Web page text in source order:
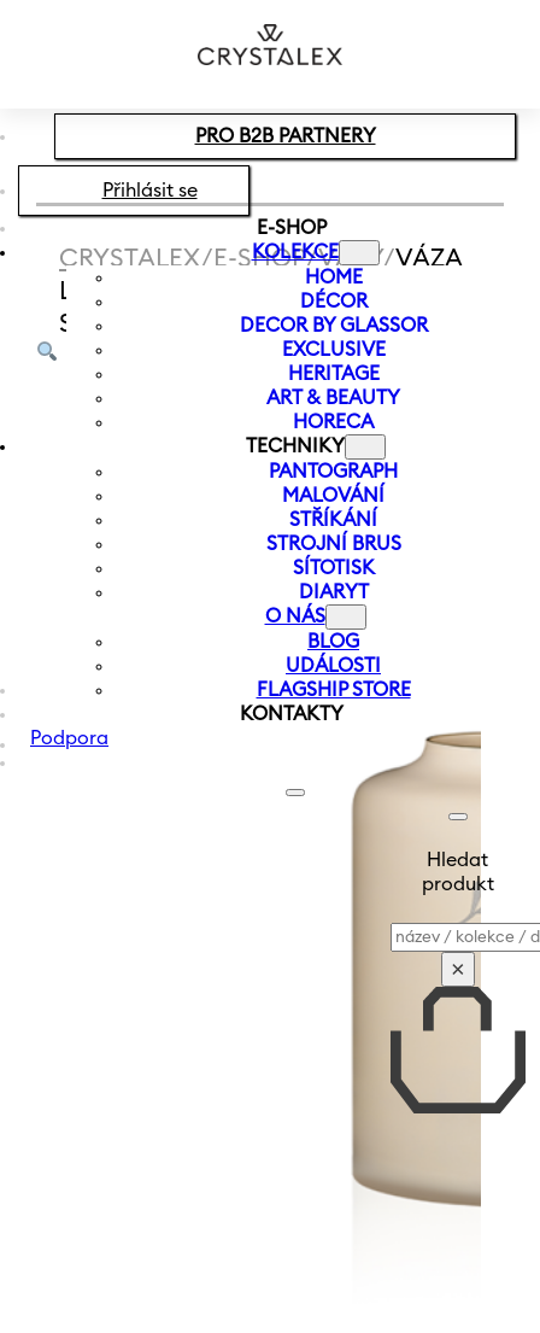
Přeskočit na zápatí
PRO B2B PARTNERY
Přihlásit se
E-SHOP
KOLEKCE
HOME
DÉCOR
DECOR BY GLASSOR
EXCLUSIVE
HERITAGE
ART & BEAUTY
HORECA
TECHNIKY
PANTOGRAPH
MALOVÁNÍ
STŘÍKÁNÍ
STROJNÍ BRUS
SÍTOTISK
DIARYT
O NÁS
BLOG
UDÁLOSTI
FLAGSHIP STORE
KONTAKTY
Podpora
Hledat
produkt
Vyhledávání
×
CRYSTALEX/ E-SHOP/VÁZY/VÁZA
LET IT SLOW 180 MM |
SVĚTLEHNĚDÁ